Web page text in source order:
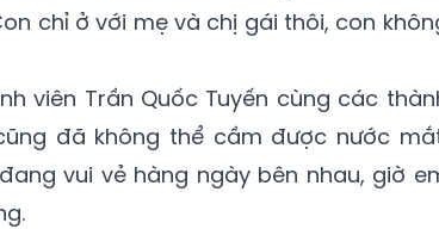
chỉ ở với mẹ và chị gái thôi, con
viên Trần Quốc Tuyến cùng các
đã không thể cầm được nước
vui vẻ hàng ngày bên nhau, giờ